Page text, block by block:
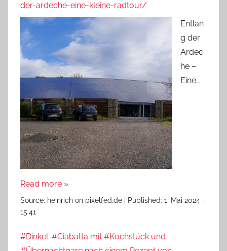
der-ardeche-eine-kleine-radtour/
Entlan
g der
Ardec
he –
Eine…
Read more »
Source: heinrich on pixelfed.de Published: 1. Mai 2024 -
15:41
#Dinkel-#Ciabatta mit #Kochstück und